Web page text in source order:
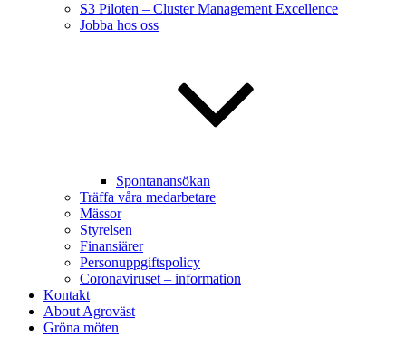
S3 Piloten – Cluster Management Excellence
Jobba hos oss
Spontanansökan
Träffa våra medarbetare
Mässor
Styrelsen
Finansiärer
Personuppgiftspolicy
Coronaviruset – information
Kontakt
About Agroväst
Gröna möten